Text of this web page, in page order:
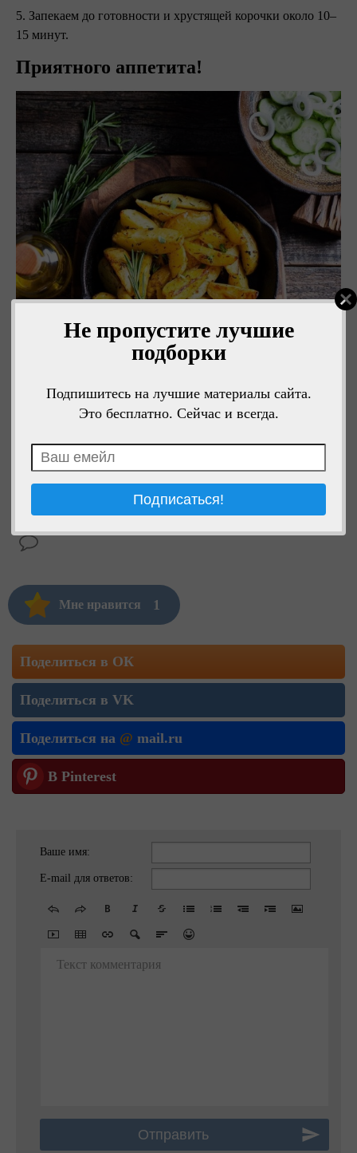
Не пропустите лучшие
подборки
Подпишитесь на лучшие материалы сайта.
Это бесплатно. Сейчас и всегда.
5. Запекаем до готовности и хрустящей корочки около 10–
15 минут.
Приятного аппетита!
Мне нравится 1
Поделиться в ОК
Поделиться в VK
Поделиться на @ mail.ru
В Pinterest
Ваше имя:
E-mail для ответов:
Текст комментария